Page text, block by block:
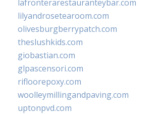
lafronterarestauranteybar.com
lilyandrosetearoom.com
olivesburgberrypatch.com
theslushkids.com
giobastian.com
glpascensori.com
rifloorepoxy.com
woolleymillingandpaving.com
uptonpvd.com